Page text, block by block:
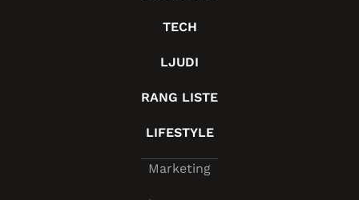
TECH
LJUDI
RANG LISTE
LIFESTYLE
Marketing